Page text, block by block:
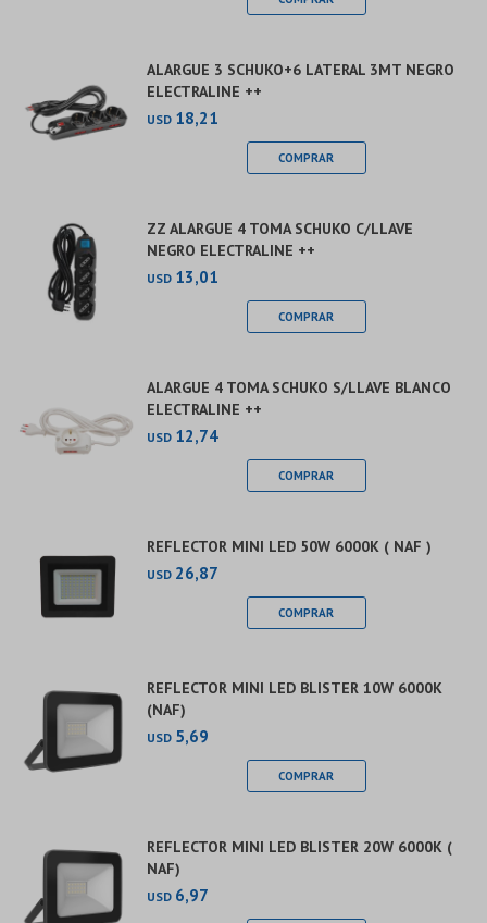
ALARGUE 3 SCHUKO+6 LATERAL 3MT NEGRO
ELECTRALINE ++
USD 18,21
ZZ ALARGUE 4 TOMA SCHUKO C/LLAVE
NEGRO ELECTRALINE ++
USD 13,01
ALARGUE 4 TOMA SCHUKO S/LLAVE BLANCO
ELECTRALINE ++
USD 12,74
REFLECTOR MINI LED 50W 6000K ( NAF )
USD 26,87
REFLECTOR MINI LED BLISTER 10W 6000K
(NAF)
USD 5,69
REFLECTOR MINI LED BLISTER 20W 6000K (
NAF)
USD 6,97